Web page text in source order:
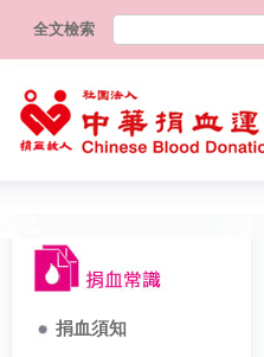
全文檢索
捐血須知